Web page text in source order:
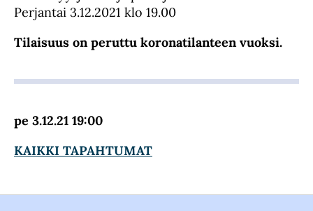
Perjantai 3.12.2021 klo 19.00
Tilaisuus on peruttu koronatilanteen vuoksi.
pe 3.12.21 19:00
KAIKKI TAPAHTUMAT